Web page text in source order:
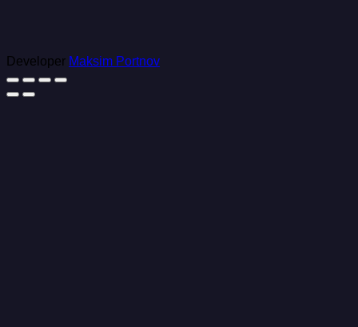
Developer Maksim Portnov